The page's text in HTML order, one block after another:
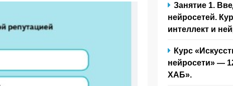
Занятие 1.
нейросетей.
интеллект и
Курс
нейросети» —
ХАБ».